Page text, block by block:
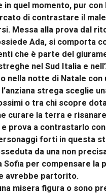
in quel momento, pur con
di contrastare il
Messa alla prova dal
Ada, si comporta
che è parte del
nel Sud Italia e
nella notte di Natale con
strega sceglie
o tra chi scopre
curare la terra e
prova a contrastarlo
forti in questa
da una non
Sofia per compensare la
avrebbe partorito.
misera figura o sono